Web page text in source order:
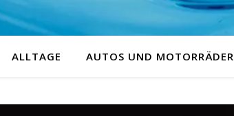
ALLTAGE AUTOS UND MOTORRÄDER